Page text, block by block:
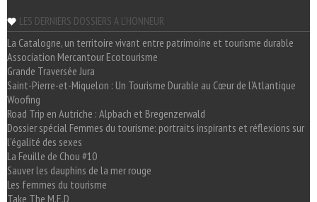
LES DERNIERS DOSSIERS A L'HONNEUR
La Catalogne, un territoire vivant entre patrimoine et tourisme durable
Association Mercantour Ecotourisme
Grande Traversée Jura
Saint-Pierre-et-Miquelon : Un Tourisme Durable au Cœur de l'Atlantique
Woofing
Road Trip en Autriche : Alpbach et Bregenzerwald
Dossier spécial Femmes du tourisme: portraits inspirants et réflexions sur
l'égalité des sexes
La Feuille de Chou #10
Sauver les dauphins de la mer rouge
Les femmes du tourisme
Take The M.E.D